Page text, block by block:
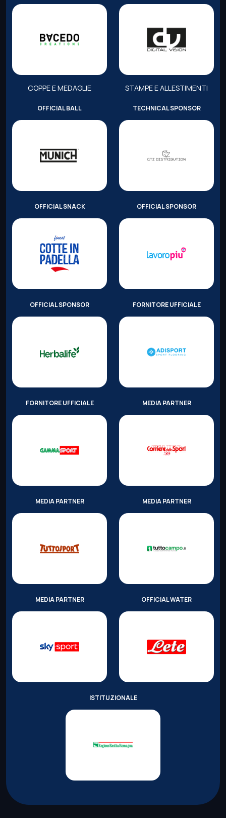
COPPE E MEDAGLIE STAMPE E ALLESTIMENTI
OFFICIAL BALL TECHNICAL SPONSOR
OFFICIAL SNACK OFFICIAL SPONSOR
OFFICIAL SPONSOR FORNITORE UFFICIALE
FORNITORE UFFICIALE MEDIA PARTNER
MEDIA PARTNER MEDIA PARTNER
MEDIA PARTNER OFFICIAL WATER
ISTITUZIONALE